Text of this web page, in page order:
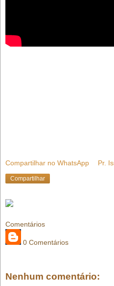
Compartilhar no WhatsApp Pr.
Compartilhar
Comentários
0 Comentários
Nenhum comentário: